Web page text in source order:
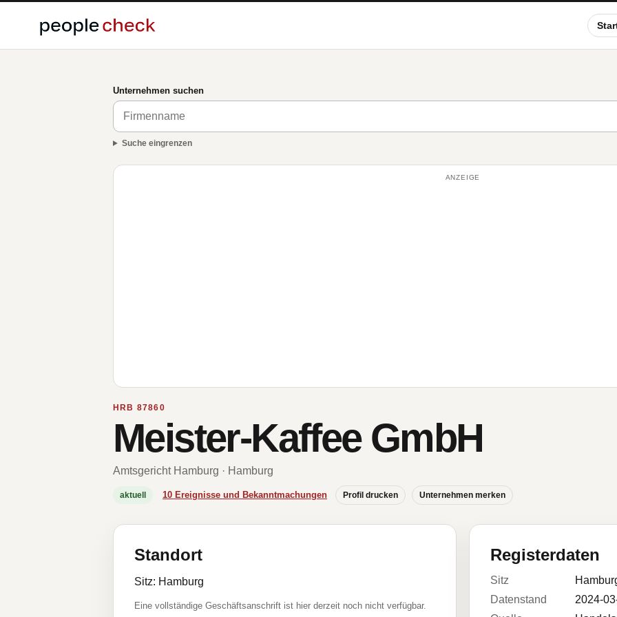
Unternehmen suchen
Suche eingrenzen
ANZEIGE
HRB 87860
Meister-Kaffee GmbH
Amtsgericht Hamburg · Hamburg
aktuell 10 Ereignisse und Bekanntmachungen Profil drucken Unternehmen merken
Standort
Sitz: Hamburg
Eine vollständige Geschäftsanschrift ist hier derzeit noch nicht verfügbar.
Registerdaten
Sitz
Datenstand
2024-